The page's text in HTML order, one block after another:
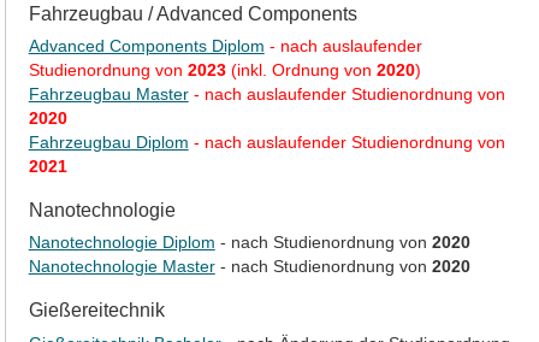
Fahrzeugbau / Advanced Components
Advanced Components Diplom - nach auslaufender
Studienordnung von 2023(inkl. Ordnung von 2020)
Fahrzeugbau Master- nach auslaufender Studienordnung von
2020
Fahrzeugbau Diplom - nach auslaufender Studienordnung von
2021
Nanotechnologie
Nanotechnologie Diplom - nach Studienordnung von 2020
Nanotechnologie Master- nach Studienordnung von 2020
Gießereitechnik